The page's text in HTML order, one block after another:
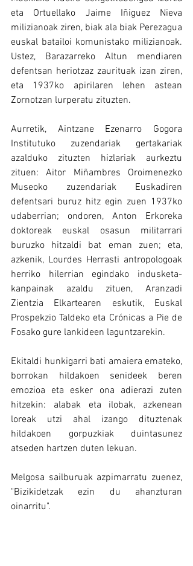
eta Ortuellako Jaime Iñiguez Nieva
milizianoak ziren, biak ala biak Perezagua
euskal batailoi komunistako milizianoak.
Ustez, Barazarreko Altun mendiaren
defentsan heriotzaz zaurituak izan ziren,
eta 1937ko apirilaren lehen astean
Zornotzan lurperatu zituzten.
Aurretik, Aintzane Ezenarro Gogora
Institutuko zuzendariak gertakariak
azalduko zituzten hizlariak aurkeztu
zituen: Aitor Miñambres Oroimenezko
Museoko zuzendariak Euskadiren
defentsari buruz hitz egin zuen 1937ko
udaberrian; ondoren, Anton Erkoreka
doktoreak euskal osasun militarrari
buruzko hitzaldi bat eman zuen; eta,
azkenik, Lourdes Herrasti antropologoak
herriko hilerrian egindako indusketa-
kanpainak azaldu zituen, Aranzadi
Zientzia Elkartearen eskutik, Euskal
Prospekzio Taldeko eta Crónicas a Pie de
Fosako gure lankideen laguntzarekin.
Ekitaldi hunkigarri bati amaiera emateko,
borrokan hildakoen senideek beren
emozioa eta esker ona adierazi zuten
hitzekin: alabak eta ilobak, azkenean
loreak utzi ahal izango dituztenak
hildakoen gorpuzkiak duintasunez
atseden hartzen duten lekuan.
Melgosa sailburuak azpimarratu zuenez,
"Bizikidetzak ezin du ahanzturan
oinarritu".